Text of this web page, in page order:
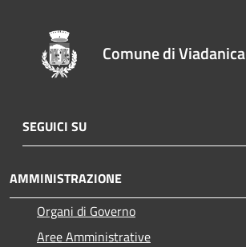
Comune di Viadanica
SEGUICI SU
AMMINISTRAZIONE
Organi di Governo
Aree Amministrative